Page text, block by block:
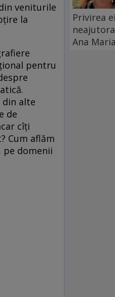
veniturile
la
pentru
alte
de
cîți
Cum aflăm
pe domenii
Privirea
Ana